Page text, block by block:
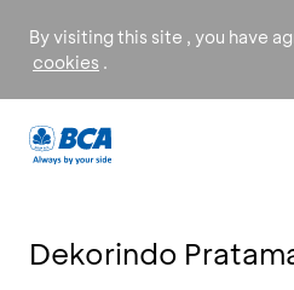
By visiting this site , you have
cookies .
Dekorindo